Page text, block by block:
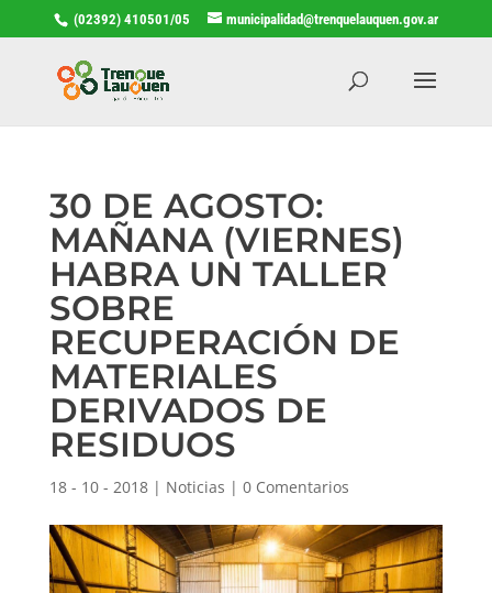
(02392) 410501/05 municipalidad@trenquelauquen.gov.ar
30 DE AGOSTO:
MAÑANA (VIERNES)
HABRA UN TALLER
SOBRE
RECUPERACIÓN DE
MATERIALES
DERIVADOS DE
RESIDUOS
18 - 10 - 2018| Noticias | 0 Comentarios